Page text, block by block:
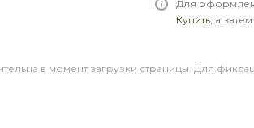
Для
Купить, а затем
в момент загрузки страницы. Для